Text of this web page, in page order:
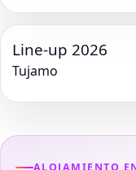
Line-up 2026
Tujamo
ALOJAMIENTO